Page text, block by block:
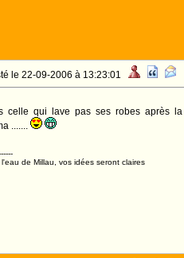
le 22-09-2006 à 13:23:01
celle qui lave pas ses robes après
.......
de Millau, vos idées seront claires